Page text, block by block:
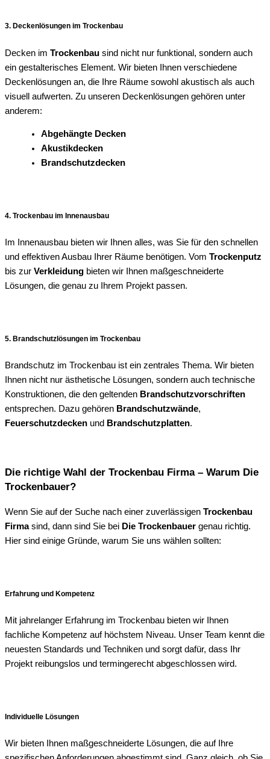
3. Deckenlösungen im Trockenbau
Decken im Trockenbau sind nicht nur funktional, sondern auch
ein gestalterisches Element. Wir bieten Ihnen verschiedene
Deckenlösungen an, die Ihre Räume sowohl akustisch als auch
visuell aufwerten. Zu unseren Deckenlösungen gehören unter
anderem:
Abgehängte Decken
Akustikdecken
Brandschutzdecken
4. Trockenbau im Innenausbau
Im Innenausbau bieten wir Ihnen alles, was Sie für den schnellen
und effektiven Ausbau Ihrer Räume benötigen. Vom Trockenputz
bis zur Verkleidung bieten wir Ihnen maßgeschneiderte
Lösungen, die genau zu Ihrem Projekt passen.
5. Brandschutzlösungen im Trockenbau
Brandschutz im Trockenbau ist ein zentrales Thema. Wir bieten
Ihnen nicht nur ästhetische Lösungen, sondern auch technische
Konstruktionen, die den geltenden Brandschutzvorschriften
entsprechen. Dazu gehören Brandschutzwände,
Feuerschutzdecken und Brandschutzplatten.
Die richtige Wahl der Trockenbau Firma – Warum Die
Trockenbauer?
Wenn Sie auf der Suche nach einer zuverlässigen Trockenbau
Firmasind, dann sind Sie bei Die Trockenbauer genau richtig.
Hier sind einige Gründe, warum Sie uns wählen sollten:
Erfahrung und Kompetenz
Mit jahrelanger Erfahrung im Trockenbau bieten wir Ihnen
fachliche Kompetenz auf höchstem Niveau. Unser Team kennt die
neuesten Standards und Techniken und sorgt dafür, dass Ihr
Projekt reibungslos und termingerecht abgeschlossen wird.
Individuelle Lösungen
Wir bieten Ihnen maßgeschneiderte Lösungen, die auf Ihre